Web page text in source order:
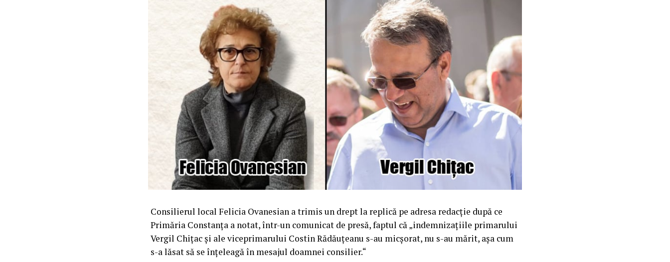
Consilierul local Felicia Ovanesian a trimis un drept la replică pe adresa redacție după ce
Primăria Constanța a notat, într-un comunicat de presă, faptul că „indemnizațiile primarului
Vergil Chițac și ale viceprimarului Costin Rădăuțeanu s-au micșorat, nu s-au mărit, așa cum
s-a lăsat să se înțeleagă în mesajul doamnei consilier.“